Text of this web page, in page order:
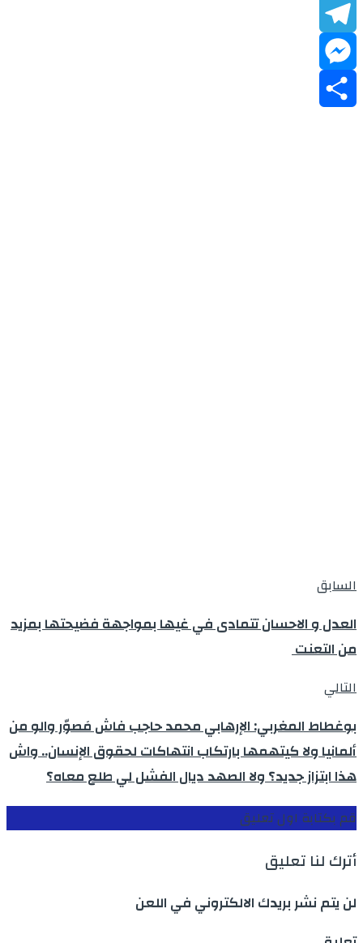
LinkedIn
Telegram
Messenger
السابق
العدل و الاحسان تتمادى في غيها بمواجهة فضيحتها بمزيد
من التعنت
التالي
بوغطاط المغربي: الإرهابي محمد حاجب فاش مَصوّر والو من
ألمانيا ولا كيتهمها بارتكاب انتهاكات لحقوق الإنسان.. واش
هذا ابتزاز جديد؟ ولا الصهد ديال الفشل لي طلع معاه؟
قم بكتابة اول تعليق
أترك لنا تعليق
لن يتم نشر بريدك الالكتروني في اللعن